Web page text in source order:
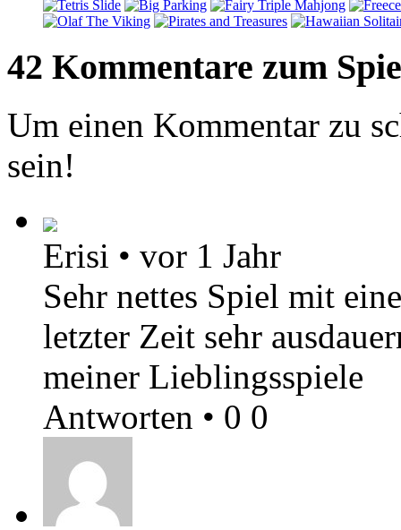
42 Kommentare zum
Um einen Kommentar zu
sein!
Erisi • vor 1 Jahr
Sehr nettes Spiel mit
letzter Zeit sehr
meiner Lieblingsspiele
Antworten • 0 0